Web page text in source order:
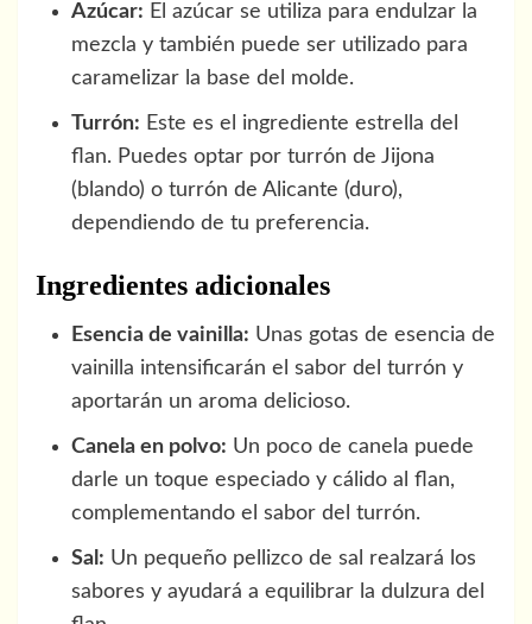
Azúcar: El azúcar se utiliza para endulzar la
mezcla y también puede ser utilizado para
caramelizar la base del molde.
Turrón: Este es el ingrediente estrella del
flan. Puedes optar por turrón de Jijona
(blando) o turrón de Alicante (duro),
dependiendo de tu preferencia.
Ingredientes adicionales
Esencia de vainilla: Unas gotas de esencia de
vainilla intensificarán el sabor del turrón y
aportarán un aroma delicioso.
Canela en polvo: Un poco de canela puede
darle un toque especiado y cálido al flan,
complementando el sabor del turrón.
Sal: Un pequeño pellizco de sal realzará los
sabores y ayudará a equilibrar la dulzura del